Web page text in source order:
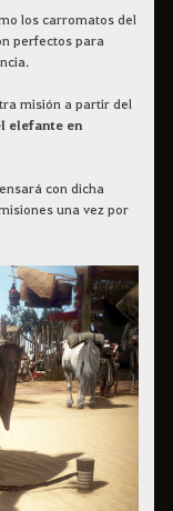
los carromatos del
perfectos para
misión a partir del
elefante en
con dicha
una vez por